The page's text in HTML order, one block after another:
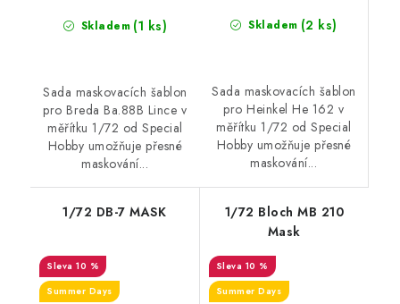
Skladem (1 ks)
Sada maskovacích šablon
pro Breda Ba.88B Lince v
měřítku 1/72 od Special
Hobby umožňuje přesné
maskování...
Skladem (2 ks)
Sada maskovacích šablon
pro Heinkel He 162 v
měřítku 1/72 od Special
Hobby umožňuje přesné
maskování...
1/72 DB-7 MASK
10 %
Summer Days
1/72 Bloch MB 210
Mask
10 %
Summer Days